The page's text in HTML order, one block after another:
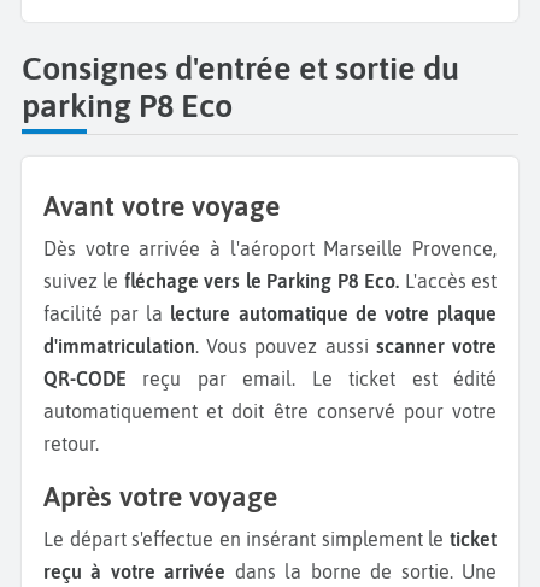
Consignes d'entrée et sortie du
parking P8 Eco
Avant votre voyage
Dès votre arrivée à l'aéroport Marseille Provence,
suivez le fléchage vers le Parking P8 Eco. L'accès est
facilité par la
lecture automatique de votre plaque
d'immatriculation . Vous pouvez aussi scanner votre
QR-CODE reçu par email. Le ticket est édité
automatiquement et doit être conservé pour votre
retour.
Après votre voyage
Le départ s'effectue en insérant simplement le ticket
reçu à votre arrivée dans la borne de sortie. Une